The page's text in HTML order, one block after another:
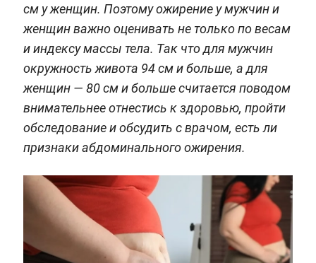
см у женщин. Поэтому ожирение у мужчин и
женщин важно оценивать не только по весам
и индексу массы тела. Так что для мужчин
окружность живота 94 см и больше, а для
женщин — 80 см и больше считается поводом
внимательнее отнестись к здоровью, пройти
обследование и обсудить с врачом, есть ли
признаки абдоминального ожирения.